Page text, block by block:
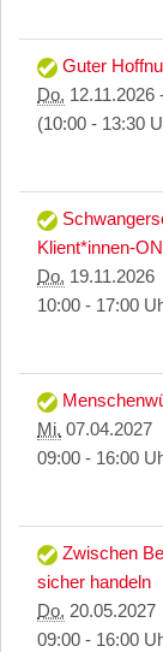
Guter
Do. 12.11.2026
(10:00 - 13:30
Klient*innen-
Do. 19.11.2026
10:00 - 17:00
Mi. 07.04.2027
09:00 - 16:00
Zwischen
sicher handeln
Do. 20.05.2027
09:00 - 16:00